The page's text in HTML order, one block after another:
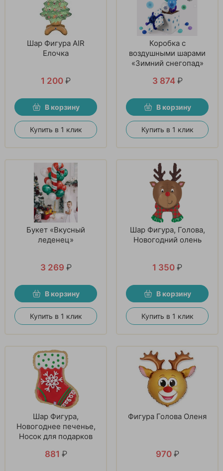
Шар Фигура AIR
Елочка
1 200 ₽
В корзину
Купить в 1 клик
Коробка с
воздушными шарами
«Зимний снегопад»
3 874 ₽
В корзину
Купить в 1 клик
Букет «Вкусный
леденец»
3 269 ₽
В корзину
Купить в 1 клик
Шар Фигура, Голова,
Новогодний олень
1 350 ₽
В корзину
Купить в 1 клик
Шар Фигура,
Новогоднее печенье,
Носок для подарков
881 ₽
Фигура Голова Оленя
970 ₽